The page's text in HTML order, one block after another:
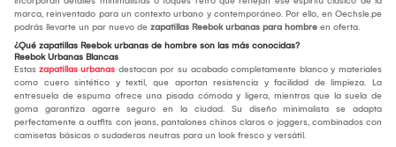
marca, reinventado para un contexto urbano y contemporáneo. Por ello, en Oechsle.pe
podrás llevarte un par nuevo de zapatillas Reebok urbanas para hombre en oferta.
¿Qué zapatillas Reebok urbanas de hombre son las más conocidas?
Reebok Urbanas Blancas
Estas zapatillas urbanas destacan por su acabado completamente blanco y materiales
como cuero sintético y textil, que aportan resistencia y facilidad de limpieza. La
entresuela de espuma ofrece una pisada cómoda y ligera, mientras que la suela de
goma garantiza agarre seguro en la ciudad. Su diseño minimalista se adapta
perfectamente a outfits con jeans, pantalones chinos claros o joggers, combinados con
camisetas básicas o sudaderas neutras para un look fresco y versátil.